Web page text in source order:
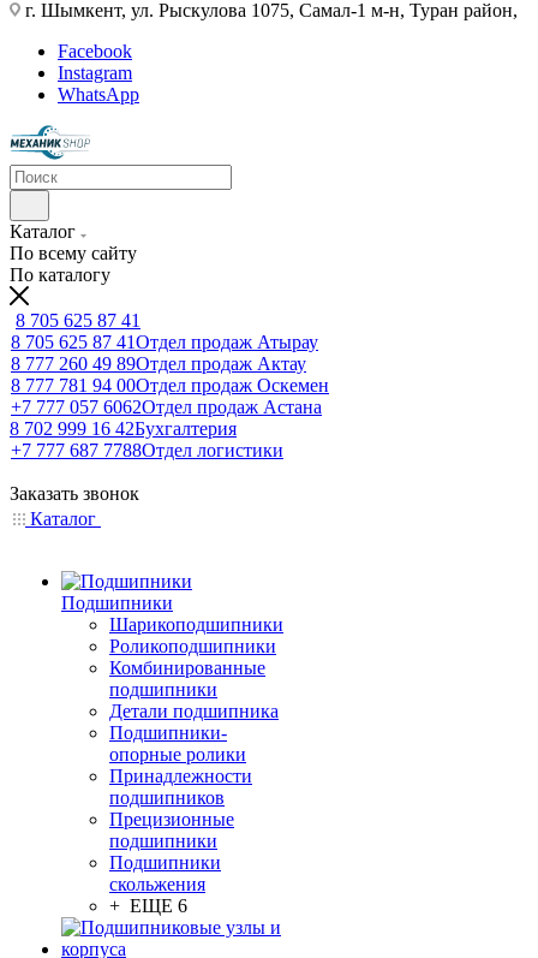
г. Шымкент, ул. Рыскулова 1075, ​Самал-1 м-н, Туран район,
Facebook
Instagram
WhatsApp
Каталог
По всему сайту
По каталогу
8 705 625 87 41
8 705 625 87 41Отдел продаж Атырау
8 777 260 49 89Отдел продаж Актау
8 777 781 94 00Отдел продаж Оскемен
+7 777 057 6062Отдел продаж Астана
8 702 999 16 42Бухгалтерия
+7 777 687 7788Отдел логистики
Заказать звонок
Каталог
Подшипники
Шарикоподшипники
Роликоподшипники
Комбинированные
подшипники
Детали подшипника
Подшипники-
опорные ролики
Принадлежности
подшипников
Прецизионные
подшипники
Подшипники
скольжения
+ ЕЩЕ 6